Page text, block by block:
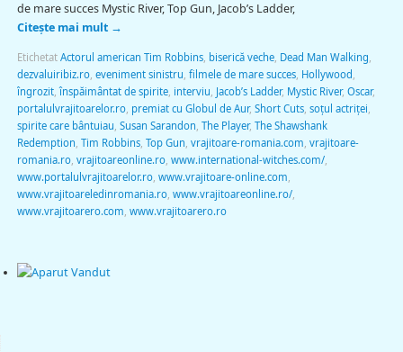
de mare succes Mystic River, Top Gun, Jacob’s Ladder,
Citește mai mult →
Etichetat Actorul american Tim Robbins, biserică veche, Dead Man Walking
dezvaluiribiz.ro, eveniment sinistru filmele de mare succes, Hollywood
îngrozit,înspăimântat de spirite, interviu Jacob’s Ladder, Mystic River, Oscar,
portalulvrajitoarelor.ro, premiat cu Globul de Aur, Short Cuts, soţul actriţei
spirite care bântuiau Susan Sarandon The Player, The Shawshank
Redemption Tim Robbins, Top Gun vrajitoare-romania.com vrajitoare-
romania.ro, vrajitoareonline.ro, www.international-witches.com/,
www.portalulvrajitoarelor.ro, www.vrajitoare-online.com
www.vrajitoareledinromania.ro, www.vrajitoareonline.ro/,
www.vrajitoarero.com www.vrajitoarero.ro